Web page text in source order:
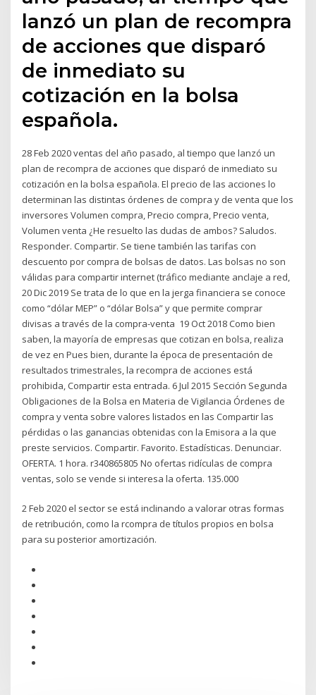
lanzó un plan de recompra
de acciones que disparó
de inmediato su
cotización en la bolsa
española.
28 Feb 2020 ventas del año pasado, al tiempo que lanzó un
plan de recompra de acciones que disparó de inmediato su
cotización en la bolsa española. El precio de las acciones lo
determinan las distintas órdenes de compra y de venta que los
inversores Volumen compra, Precio compra, Precio venta,
Volumen venta ¿He resuelto las dudas de ambos? Saludos.
Responder. Compartir. Se tiene también las tarifas con
descuento por compra de bolsas de datos. Las bolsas no son
válidas para compartir internet (tráfico mediante anclaje a red,
20 Dic 2019 Se trata de lo que en la jerga financiera se conoce
como “dólar MEP” o “dólar Bolsa” y que permite comprar
divisas a través de la compra-venta 19 Oct 2018 Como bien
saben, la mayoría de empresas que cotizan en bolsa, realiza
de vez en Pues bien, durante la época de presentación de
resultados trimestrales, la recompra de acciones está
prohibida, Compartir esta entrada. 6 Jul 2015 Sección Segunda
Obligaciones de la Bolsa en Materia de Vigilancia Órdenes de
compra y venta sobre valores listados en las Compartir las
pérdidas o las ganancias obtenidas con la Emisora a la que
preste servicios. Compartir. Favorito. Estadísticas. Denunciar.
OFERTA. 1 hora. r340865805 No ofertas ridículas de compra
ventas, solo se vende si interesa la oferta. 135.000
2 Feb 2020 el sector se está inclinando a valorar otras formas
de retribución, como la rcompra de títulos propios en bolsa
para su posterior amortización.